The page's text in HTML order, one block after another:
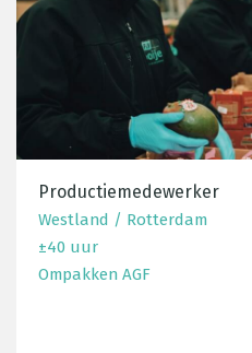
Productiemedewerker
Westland / Rotterdam
±40 uur
Ompakken AGF